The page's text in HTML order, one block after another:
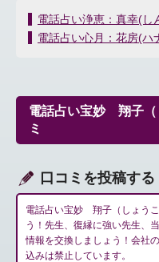
投
稿
ー
シ
ョ
電話占い浄恵：真幸(し
電話占い心月：花房(ハ
電話占い宝妙 翔子（
ミ
口コミを投稿する
電話占い宝妙 翔子（しょう
う！先生、復縁に強い先生、
情報を交換しましょう！会社
込みは禁止しています。